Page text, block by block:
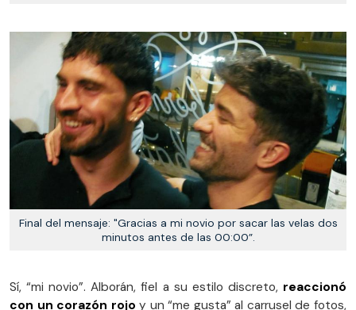
Final del mensaje: "Gracias a mi novio por sacar las velas dos
minutos antes de las 00:00”.
Sí, “mi novio”. Alborán, fiel a su estilo discreto, reaccionó
con un corazón rojo y un “me gusta” al carrusel de fotos,